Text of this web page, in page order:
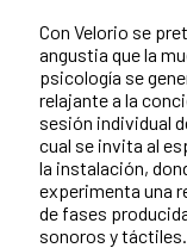
Con Velorio se
angustia que la
psicología se
relajante a la
sesión individual
cual se invita al
la instalación,
experimenta una
de fases
sonoros y táctiles.